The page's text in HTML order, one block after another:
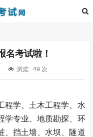
名考试啦！
浏览 : 49 次
程学、土木工程学、水
学专业、地质勘探、环
、挡土墙、水坝、隧道